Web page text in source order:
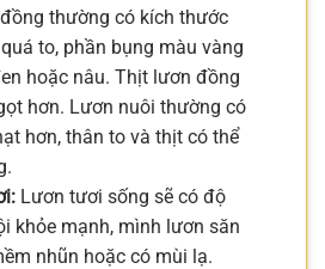
thường có kích thước
to, phần bụng màu vàng
hoặc nâu. Thịt lươn đồng
hơn. Lươn nuôi thường có
hơn, thân to và thịt có thể
Lươn tươi sống sẽ có độ
khỏe mạnh, mình lươn săn
nhũn hoặc có mùi lạ.